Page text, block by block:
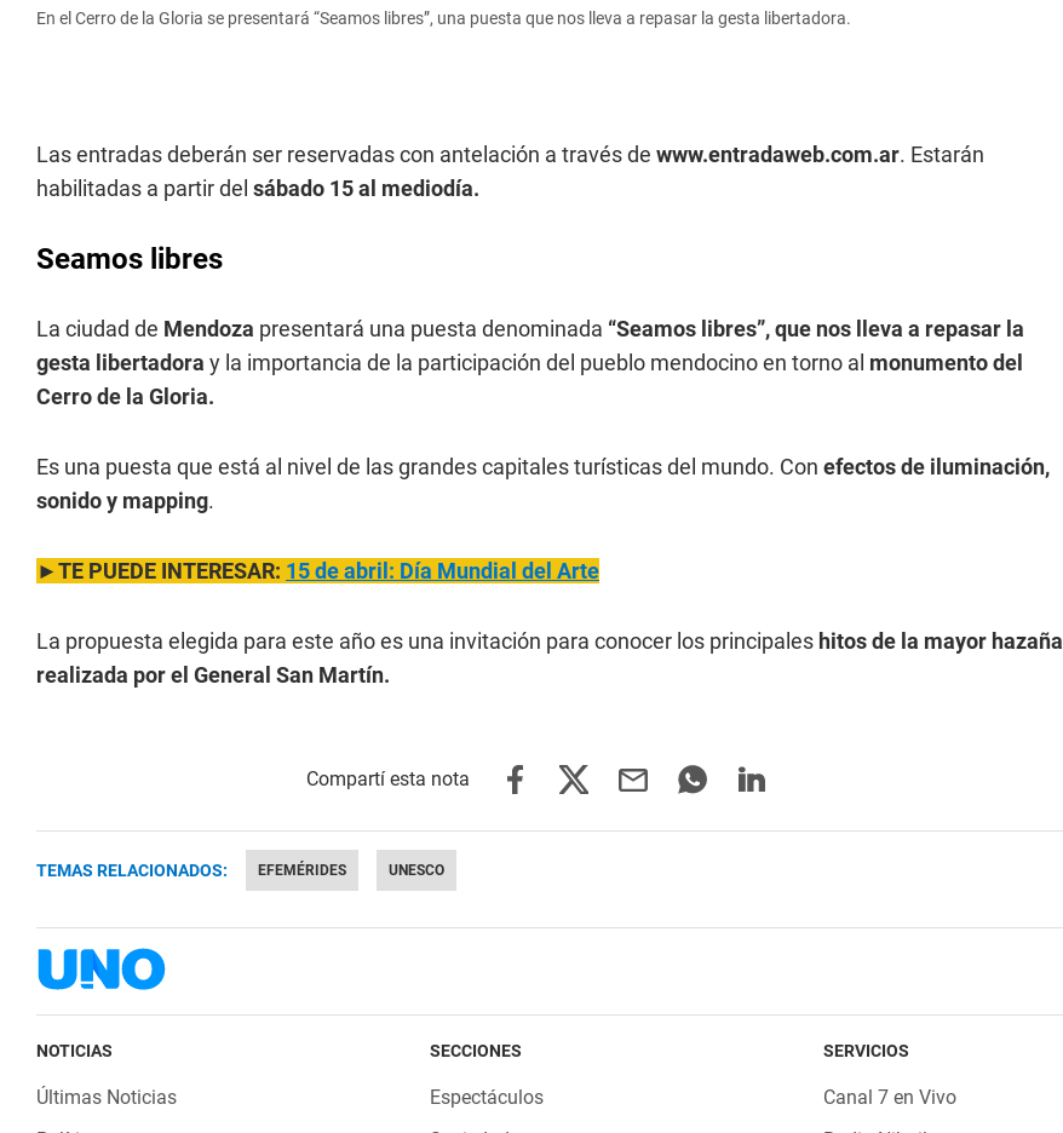
En el Cerro de la Gloria se presentará “Seamos libres”, una puesta que nos lleva a repasar la gesta libertadora.
Las entradas deberán ser reservadas con antelación a través de www.entradaweb.com.ar. Estarán
habilitadas a partir del sábado 15 al mediodía.
Seamos libres
La ciudad de Mendoza presentará una puesta denominada “Seamos libres”, que nos lleva a repasar la
gesta libertadora y la importancia de la participación del pueblo mendocino en torno al monumento del
Cerro de la Gloria.
Es una puesta que está al nivel de las grandes capitales turísticas del mundo. Con efectos de iluminación,
sonido y mapping.
►TE PUEDE INTERESAR: 15 de abril: Día Mundial del Arte
La propuesta elegida para este año es una invitación para conocer los principales hitos de la mayor hazaña
realizada por el General San Martín.
TEMAS RELACIONADOS: EFEMÉRIDES UNESCO
NOTICIAS
Últimas Noticias
SECCIONES
Espectáculos
SERVICIOS
Canal 7 en Vivo